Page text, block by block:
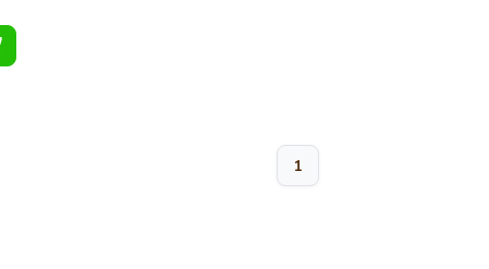
Vacuumzak 240X250 voor Tweepersoons Matras [Per Stuk]
1